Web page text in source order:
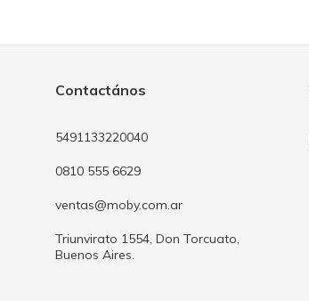
Contactános
5491133220040
0810 555 6629
ventas@moby.com.ar
Triunvirato 1554, Don Torcuato,
Buenos Aires.